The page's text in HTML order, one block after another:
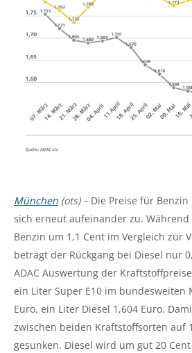
München (ots) – Die Preise für
sich erneut aufeinander zu.
Benzin um 1,1 Cent im Vergleich zur
beträgt der Rückgang bei Diesel nur
ADAC Auswertung der
ein Liter Super E10 im bundesweiten
Euro, ein Liter Diesel 1,604 Euro.
zwischen beiden Kraftstoffsorten auf
gesunken. Diesel wird um gut 20